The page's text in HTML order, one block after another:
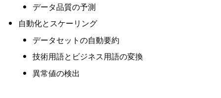
データ品質の予測
自動化とスケーリング
データセットの自動要約
技術用語とビジネス用語の変換
異常値の検出